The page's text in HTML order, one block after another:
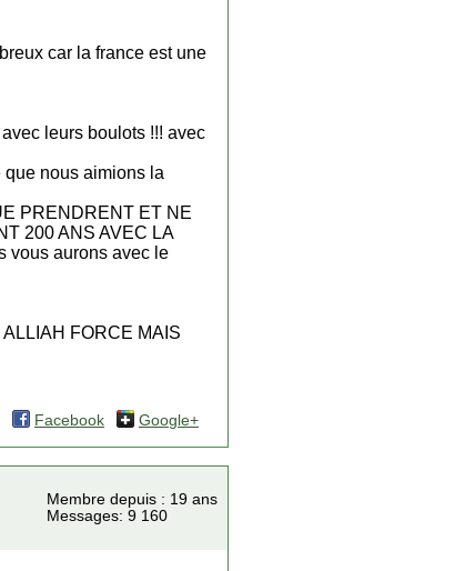
car la france est une
leurs boulots !!! avec
que nous aimions la
PRENDRENT ET NE
200 ANS AVEC LA
vous aurons avec le
FORCE MAIS
Facebook Google+
Membre depuis : 19 ans
Messages: 9 160